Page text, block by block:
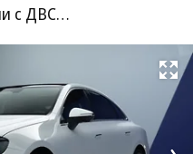
с ДВС…
Развернуть